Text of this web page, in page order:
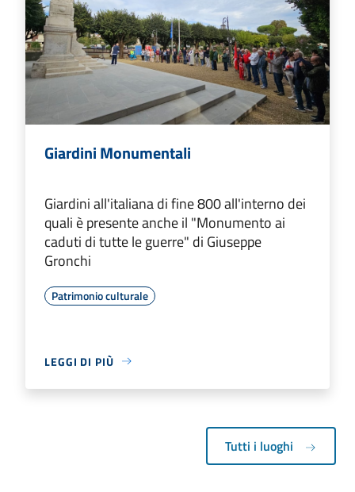
Giardini Monumentali
Giardini all'italiana di fine 800 all'interno dei
quali è presente anche il "Monumento ai
caduti di tutte le guerre" di Giuseppe
Gronchi
Patrimonio culturale
LEGGI DI PIÙ
Tutti i luoghi